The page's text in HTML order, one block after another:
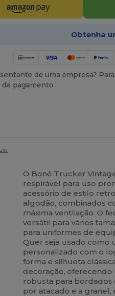
Obtenha
de uma empresa?
de pagamento.
O Boné Trucker
respirável para uso
acessório de estilo
algodão, combinados
máxima ventilação. O
versátil para vários
para uniformes de
Quer seja usado como
personalizado com o
forma e silhueta
decoração,
robusta para bordados
por atacado e a granel,